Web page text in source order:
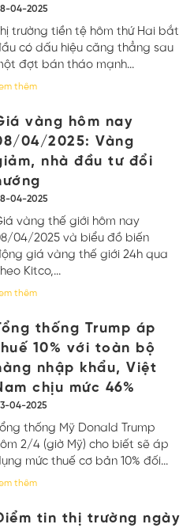
04-2025
Thị trường tiền tệ hôm thứ Hai bắt
có dấu hiệu căng thẳng sau
đợt bán tháo mạnh...
thêm
vàng hôm nay
04/2025: Vàng
nhà đầu tư đổi
04-2025
vàng thế giới hôm nay
04/2025 và biểu đồ biến
giá vàng thế giới 24h qua
Theo Kitco,...
thêm
thống Trump áp
10% với toàn bộ
nhập khẩu, Việt
chịu mức 46%
04-2025
Tổng thống Mỹ Donald Trump
2/4 (giờ Mỹ) cho biết sẽ áp
mức thuế cơ bản 10% đối...
thêm
tin thị trường ngày